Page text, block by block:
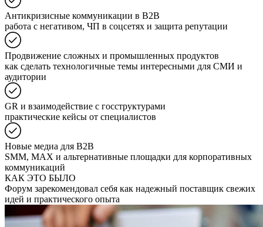
Антикризисные коммуникации в B2B
работа с негативом, ЧП в соцсетях и защита репутации
Продвижение сложных и промышленных продуктов
как сделать технологичные темы интересными для СМИ и
аудитории
GR и взаимодействие с госструктурами
практические кейсы от специалистов
Новые медиа для B2B
SMM, MAX и альтернативные площадки для корпоративных
коммуникаций
КАК ЭТО БЫЛО
Форум зарекомендовал себя как надежный поставщик свежих
идей и практического опыта